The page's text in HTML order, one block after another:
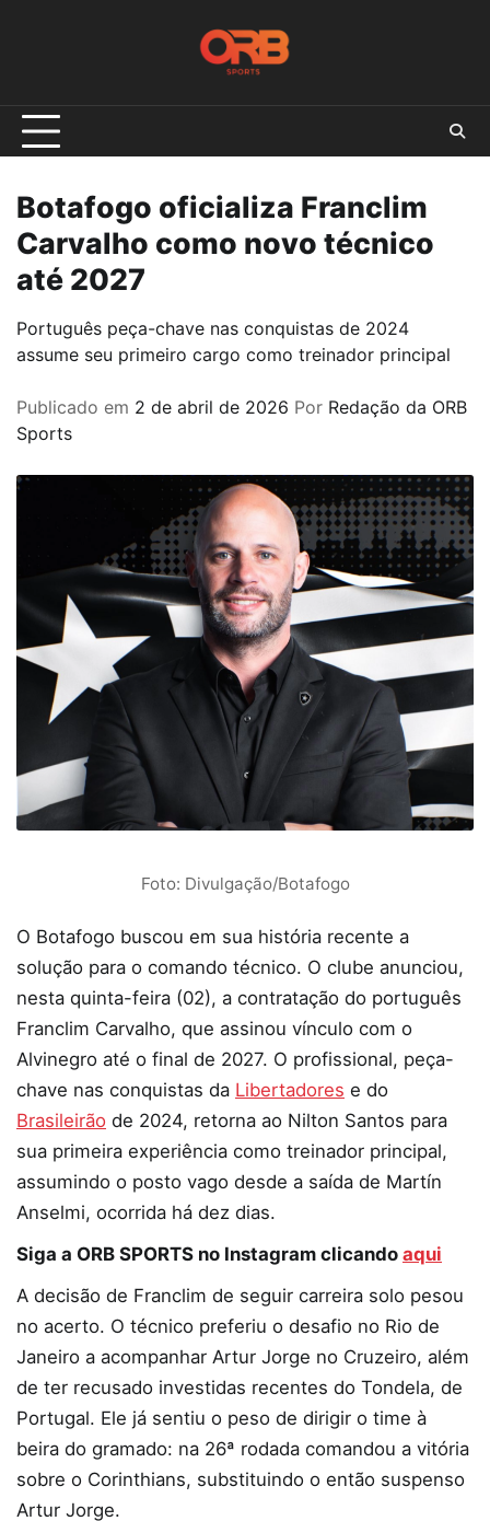
Botafogo oficializa Franclim
Carvalho como novo técnico
até 2027
Português peça-chave nas conquistas de 2024
assume seu primeiro cargo como treinador principal
Publicado em 2 de abril de 2026 Por Redação da ORB
Sports
Foto: Divulgação/Botafogo
O Botafogo buscou em sua história recente a
solução para o comando técnico. O clube anunciou,
nesta quinta-feira (02), a contratação do português
Franclim Carvalho, que assinou vínculo com o
Alvinegro até o final de 2027. O profissional, peça-
chave nas conquistas da Libertadores e do
Brasileirão de 2024, retorna ao Nilton Santos para
sua primeira experiência como treinador principal,
assumindo o posto vago desde a saída de Martín
Anselmi, ocorrida há dez dias.
Siga a ORB SPORTS no Instagram clicando aqui
A decisão de Franclim de seguir carreira solo pesou
no acerto. O técnico preferiu o desafio no Rio de
Janeiro a acompanhar Artur Jorge no Cruzeiro, além
de ter recusado investidas recentes do Tondela, de
Portugal. Ele já sentiu o peso de dirigir o time à
beira do gramado: na 26ª rodada comandou a vitória
sobre o Corinthians, substituindo o então suspenso
Artur Jorge.